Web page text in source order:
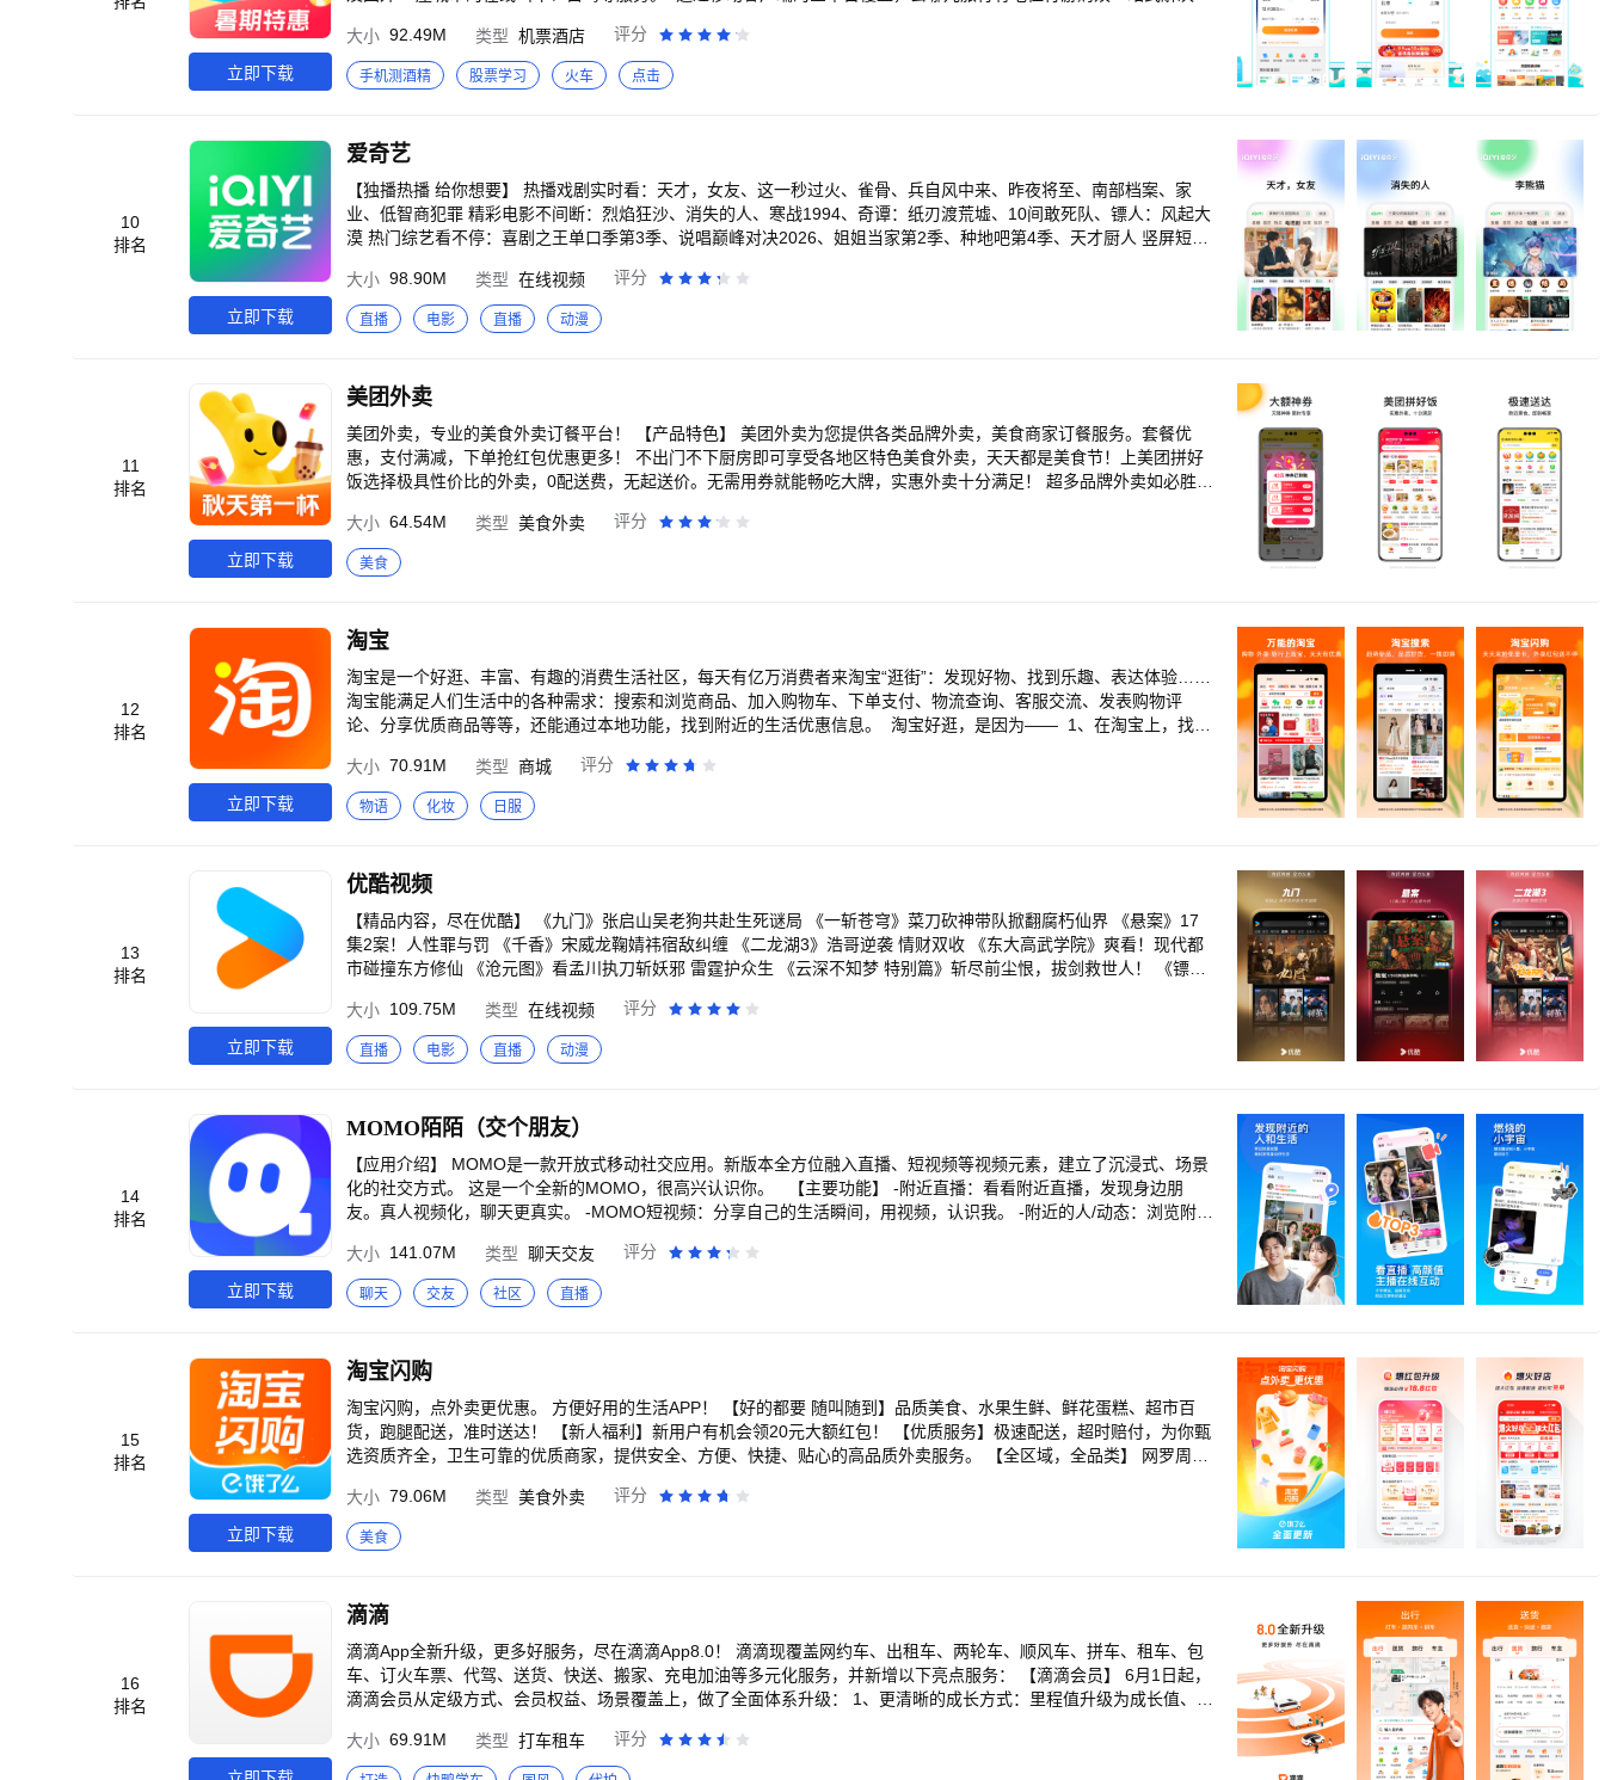
立即下载
和全面丰富的旅行产品，帮助旅行者找到性价比高的产品和优质的的信息，聪明地安排旅行。 去哪儿网移动客户端
“去哪儿旅行”是中国旅行类较受欢迎的移动应用，目前拥有超过10亿的激活下载量，增速高于行业平均水平，总用户
量、以及月度覆盖人数位居榜首。中国互联网络信息中心发布的中国网民在线旅行预订行为调查报告中，去哪儿旅行
大小 92.49M 类型 机票酒店 评分
手机测酒精 股票学习 火车 点击
10
排名
立即下载
爱奇艺
【独播热播 给你想要】 热播戏剧实时看：天才，女友、这一秒过火、雀骨、兵自风中来、昨夜将至、南部档案、家
业、低智商犯罪 精彩电影不间断：烈焰狂沙、消失的人、寒战1994、奇谭：纸刃渡荒墟、10间敢死队、镖人：风起大
漠 热门综艺看不停：喜剧之王单口季第3季、说唱巅峰对决2026、姐姐当家第2季、种地吧第4季、天才厨人 竖屏短剧
换：择日飞升、李熊猫、航海王、逆天邪神、搜神记、择天记、大主宰年番、鬼灭之刃、名侦探柯南 经典纪录片细品
味：王羲之 从乌衣巷走向兰亭、中国通史、与恐龙同行、航拍中国、舌尖上的中国、人间世 海外剧集尽情选：请回答
1988、生活大爆炸、老友记、真探、哥谭镇、小谢尔顿、太阳的后裔 【VIP会员 尊享特权】 1、内容特权：院线新
画、杜比全景声、杜比视界、爱奇艺音效、音频模式、专属弹幕、下载加速、并行下载、边下边播、预约下载、亲子
特权。 3、身份特权：七端全屏通、畅享多会员、尊贵标识、尊享装扮、生日礼包、专属客服、等级权益红包、赠送好
友影片、好友免费一起看。 【温馨提示】 如遇到问题，请打开爱奇艺APP-我的-帮助与反馈，点击页面下方【意见反
馈】或【在线客服】进行反馈。 若您的问题仍未解决，可进一步反馈至客服邮箱（iqiyikf@qiyi.com）或客服电话（40
0-923-7171）。 我们在修复bug优化产品的路上从未停歇，您的反馈是对我们改善服务很大的帮助！
大小 98.90M 类型 在线视频 评分
直播 电影 直播 动漫
11
排名
立即下载
美团外卖
美团外卖，专业的美食外卖订餐平台！ 【产品特色】 美团外卖为您提供各类品牌外卖，美食商家订餐服务。套餐优
惠，支付满减，下单抢红包优惠更多！ 不出门不下厨房即可享受各地区特色美食外卖，天天都是美食节！上美团拼好
饭选择极具性价比的外卖，0配送费，无起送价。无需用券就能畅吃大牌，实惠外卖十分满足！ 超多品牌外卖如必胜
吃、快餐、火锅、川菜、蛋糕、烤肉、美食饮料甜点，外卖订餐更方便，不用出门直接叫外卖订餐吃饭。 寒冷、雪
天、宵夜不想出门？动动手指，即可下单，最快30分钟可享用美食。还在等什么，饿了马上下载美团外卖app，享受优
质的美食外卖订餐服务。 【新人福利】 新用户最高可领60元大额红包 【功能介绍】 附近美食，全国各地特色美食 全
大小 64.54M 类型 美食外卖 评分
美食
12
排名
立即下载
淘宝
淘宝是一个好逛、丰富、有趣的消费生活社区，每天有亿万消费者来淘宝“逛街”：发现好物、找到乐趣、表达体验……
淘宝能满足人们生活中的各种需求：搜索和浏览商品、加入购物车、下单支付、物流查询、客服交流、发表购物评
论、分享优质商品等等，还能通过本地功能，找到附近的生活优惠信息。 淘宝好逛，是因为—— 1、在淘宝上，找到
淘宝上找到同好。 2、在淘宝上，获得好逛的体验： 淘宝每天都会推荐优质、有趣的商品、服务和优惠信息。 每个人
都能在这里找到自己感兴趣的商品，足不出户就能逛到好物。 3、在淘宝上，看到真实的内容： 淘宝直播间里的实物
展示、评论区里真实的买家秀，让人买起来更放心。 人们也能在淘宝“逛逛”社区分享自己的购物体验、推荐优质商
惠。 同时，成为88VIP会员和品牌会员，还能享受更多福利。
大小 70.91M 类型 商城 评分
物语 化妆 日服
13
排名
立即下载
优酷视频
【精品内容，尽在优酷】 《九门》张启山吴老狗共赴生死谜局 《一斩苍穹》菜刀砍神带队掀翻腐朽仙界 《悬案》17
集2案！人性罪与罚 《千香》宋威龙鞠婧祎宿敌纠缠 《二龙湖3》浩哥逆袭 情财双收 《东大高武学院》爽看！现代都
市碰撞东方修仙 《沧元图》看孟川执刀斩妖邪 雷霆护众生 《云深不知梦 特别篇》斩尽前尘恨，拔剑救世人！ 《镖
局 《光阴之外 年番》光阴之外年番 狠辣少年末世屠神 《师兄啊师兄》师兄啊师兄最终季 战天道改大劫 《熊出没·年
年有熊》熊强组合超能冒险 《这是我的西游2》时代少年团与四位哥哥爆笑整活 《雨霖铃》杨洋新剧！御猫展昭江湖
除恶 《黑夜告白》潘粤明、王鹤棣联手追凶18年 《月鳞绮纪》群妖剧本杀画皮难画心 《沧元图 第三季》赛博水墨炸
关爆笑启程 《飞驰人生3》沈腾领衔爆笑逆袭！过气车神再战世界巅峰 《重案解密》硬核港剧！8大真实奇案改编
《正义女神》佘诗曼化身硬核法官高能过招 《怦然心动20岁：冬季》怦然系列重磅回归，开启浪漫冬日之旅 《庇护之
地》杰森·斯坦森硬核救女 《我的山与海》我命由我！谭松韵逆袭改命当霸总 《寻秦记》古天乐林峯续写穿越传奇
《沧元图 前传》国漫双强纯爱CP超甜撒糖 《唐宫奇案》新春王炸！白鹿王星越破深宫诡案 《乡村爱情18》欢乐过大
年！乡爱18谁看谁发 《情圣3》肖央化身“爱情侦探”反被套路 《周五晚高疯》内娱活人们携“秘密疯巢”周末出逃 《辽
廷张子枫逆风翻盘 《暗恋者的救赎》罪与罚！绝望主妇深陷命案疑云 《非常检控观》炸裂开审！马德钟破解八大悬案
《风林火山》群星云集！暴力美学超爽港片 《剥茧》罗云熙变天才法医破诡案 《反人类暴行》品质好剧！《边水往
事》导演新作 《逍遥》谭松韵侯明昊双世宿命奇缘 《山海经密码》以少年之志，破天命之局 《光阴之外》残酷末世少
之谜 《暗河传》热血江湖！龚俊执剑闯关破局 《新闻女王2》重磅回归！佘诗曼黄宗泽新闻职场风云再燃 《入青云》
侯明昊卢昱晓演绎宿敌变夫妻 《天相》废相少年度化灵煞逆转天命 《灼灼韶华》热依扎、杨祐宁携手逆袭闯商海 《师
兄啊师兄》神仙年番看师兄！苟道成圣，稳到飞起 《凡人修仙传》爆款IP！杨洋热血修仙逆天改命 《哪吒之魔童闹
海》哪吒涅槃重生高燃之战 《以法之名》年度狠剧！张译扫黑除恶掀司法黑幕 《云深不知梦》大女主复仇爽番来袭！
《藏海传》全员狠人！灭门案引连环杀局 国内外大剧热综、扎堆院线影片、二次元热血动漫……看视频，用优酷APP
大小 109.75M 类型 在线视频 评分
直播 电影 直播 动漫
14
排名
立即下载
MOMO陌陌（交个朋友）
【应用介绍】 MOMO是一款开放式移动社交应用。新版本全方位融入直播、短视频等视频元素，建立了沉浸式、场景
化的社交方式。 这是一个全新的MOMO，很高兴认识你。 【主要功能】 -附近直播：看看附近直播，发现身边朋
友。真人视频化，聊天更真实。 -MOMO短视频：分享自己的生活瞬间，用视频，认识我。 -附近的人/动态：浏览附近
兴趣相投的人。 -聊天室：随便聊聊，小房间，大乐趣。 -游戏中心：一起玩游戏，成为新朋友。
大小 141.07M 类型 聊天交友 评分
聊天 交友 社区 直播
15
排名
立即下载
淘宝闪购
淘宝闪购，点外卖更优惠。 方便好用的生活APP！ 【好的都要 随叫随到】品质美食、水果生鲜、鲜花蛋糕、超市百
货，跑腿配送，准时送达！ 【新人福利】新用户有机会领20元大额红包！ 【优质服务】极速配送，超时赔付，为你甄
选资质齐全，卫生可靠的优质商家，提供安全、方便、快捷、贴心的高品质外卖服务。 【全区域，全品类】 网罗周边
果蔬、生鲜、蛋糕、寿司、咖啡、超市购物……各类特价优惠套餐、满减折扣优惠、立减优惠套餐，便捷生活，一手
掌握，尽在淘宝闪购！ 【特色功能】 搜罗附近外卖美食，预约订餐； 及时通知外卖状态，准时送达； 智能筛选排序
餐厅，方便点餐； 各种满减打折活动，优惠不断； 外卖美食照片点评，吃出乐趣； 用淘宝闪购，一切尽在掌握！还在
圈，推动行业数字化升级，重新定义城市生活，让生活更美好，更便利。 随着本地生活与新零售由点到面的延伸，物
流供应链能力的提升以及越来越多门店和商圈的接入，未来人在哪里，周围三公里都将成为每个人专属幸福生活圈。
【联系我们】 客服热线：1010-5757
大小 79.06M 类型 美食外卖 评分
美食
16
排名
滴滴
滴滴App全新升级，更多好服务，尽在滴滴App8.0！ 滴滴现覆盖网约车、出租车、两轮车、顺风车、拼车、租车、包
车、订火车票、代驾、送货、快送、搬家、充电加油等多元化服务，并新增以下亮点服务： 【滴滴会员】 6月1日起，
滴滴会员从定级方式、会员权益、场景覆盖上，做了全面体系升级： 1、更清晰的成长方式：里程值升级为成长值、定
验更有保障； 3、更广泛的场景覆盖：新增顺风车、代驾、香港打车、出国打车等累计，每一次出行都算数； 6月升级
期间，还有惊喜会员升级礼等你来领取！打开滴滴App，进入会员中心即可查看和参与。 【海外出行】 用户无需下载
大小 69.91M 类型 打车租车 评分